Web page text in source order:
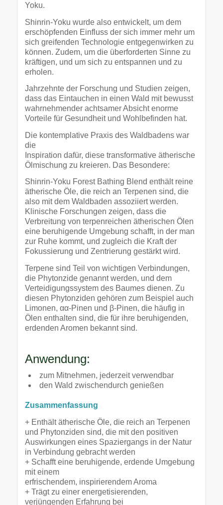
Yoku.
Shinrin-Yoku wurde also entwickelt, um dem
erschöpfenden Einfluss der sich immer mehr um
sich greifenden Technologie entgegenwirken zu
können. Zudem, um die überforderten Sinne zu
kräftigen, und um sich zu entspannen und zu
erholen.
Jahrzehnte der Forschung und Studien zeigen,
dass das Eintauchen in einen Wald mit bewusst
wahrnehmender achtsamer Absicht enorme
Vorteile für Gesundheit und Wohlbefinden hat.
Die kontemplative Praxis des Waldbadens war
die
Inspiration dafür, diese transformative ätherische
Ölmischung zu kreieren. Das Besondere:
Shinrin-Yoku Forest Bathing Blend enthält reine
ätherische Öle, die reich an Terpenen sind, die
also mit dem Waldbaden assoziiert werden.
Klinische Forschungen zeigen, dass die
Verbreitung von terpenreichen ätherischen Ölen
eine beruhigende Umgebung schafft, in der man
zur Ruhe kommt, und zugleich die Kraft der
Fokussierung und Zentrierung gestärkt wird.
Terpene sind Teil von wichtigen Verbindungen,
die Phytonzide genannt werden, und dem
Verteidigungssystem des Baumes dienen. Zu
diesen Phytonziden gehören zum Beispiel auch
Limonen, αα-Pinen und β-Pinen, die häufig in
Ölen enthalten sind, die für ihre beruhigenden,
erdenden Aromen bekannt sind.
Anwendung:
zum Mitnehmen, jederzeit verwendbar
den Wald zwischendurch genießen
Zusammenfassung
+ Enthält ätherische Öle, die reich an Terpenen
und Phytonziden sind, die mit den positiven
Auswirkungen eines Spaziergangs in der Natur
in Verbindung gebracht werden
+ Schafft eine beruhigende, erdende Umgebung
mit einem
erfrischendem, inspirierendem Aroma
+ Trägt zu einer energetisierenden,
verjüngenden Erfahrung bei